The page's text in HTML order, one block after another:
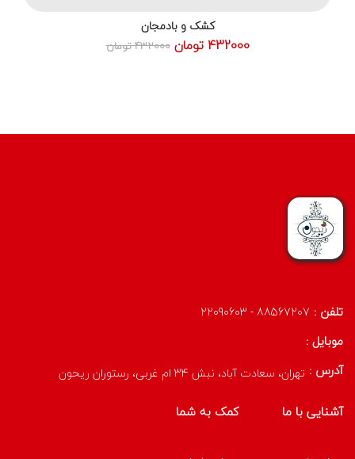
کشک و بادمجان
432000 تومان 432000 تومان
تلفن : 88567207 - 22090603
موبایل :
آدرس : تهران، سعادت آباد، نبش 34 ام غربی، رستوران ریحون
آشنایی با ما کمک به شما